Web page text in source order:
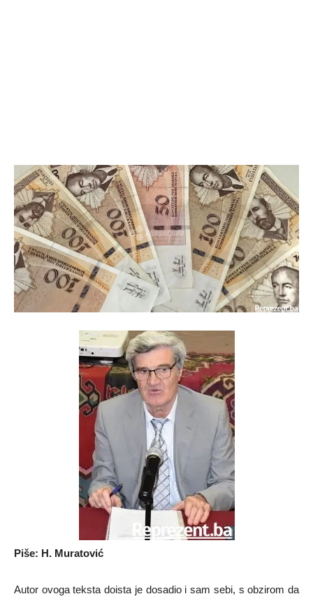
Piše: H. Muratović
Autor ovoga teksta doista je dosadio i sam sebi, s obzirom da